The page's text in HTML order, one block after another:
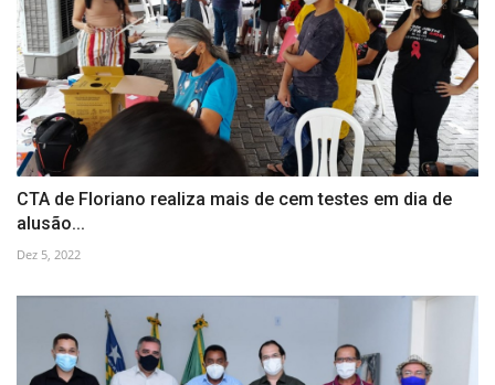
CTA de Floriano realiza mais de cem testes em dia de
alusão...
Dez 5, 2022